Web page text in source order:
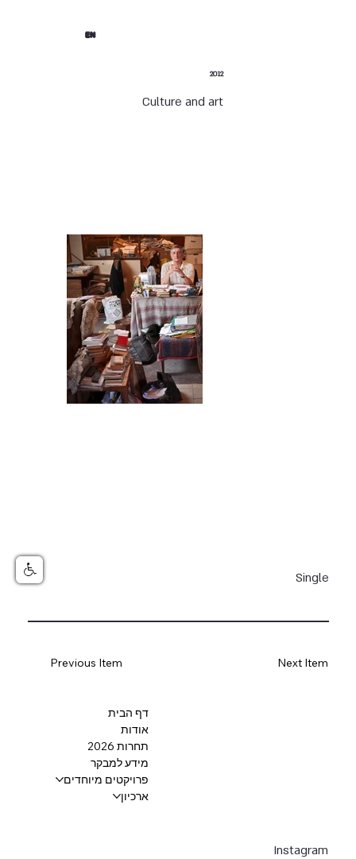
EN
2012
Culture and art
Single
Next Item
Previous Item
Instagram
דף הבית
אודות
תחרות 2026
מידע למבקר
פרויקטים מיוחדים
ארכיון